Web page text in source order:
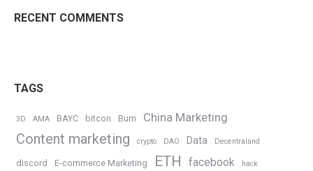
RECENT COMMENTS
TAGS
3D AMA BAYC bitcon Burn China Marketing
Content marketing crypto DAO Data Decentraland
discord E-commerce Marketing ETH facebook hack